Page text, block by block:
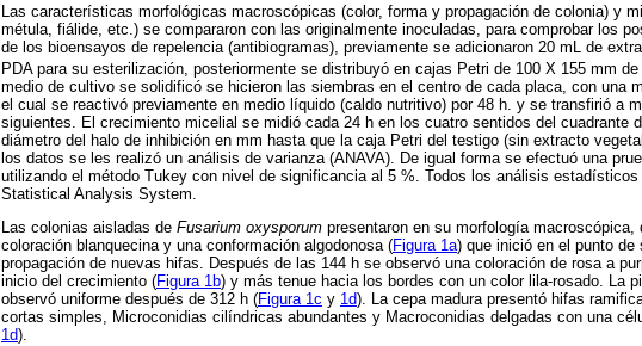
Las características morfológicas macroscópicas (color, forma y propagación de colonia) y
métula, fiálide, etc.) se compararon con las originalmente inoculadas, para comprobar los
de los bioensayos de repelencia (antibiogramas), previamente se adicionaron 20 mL de
PDA para su esterilización, posteriormente se distribuyó en cajas Petri de 100 X 155 mm
medio de cultivo se solidificó se hicieron las siembras en el centro de cada placa, con una
el cual se reactivó previamente en medio líquido (caldo nutritivo) por 48 h. y se transfirió a
siguientes. El crecimiento micelial se midió cada 24 h en los cuatro sentidos del cuadrante
diámetro del halo de inhibición en mm hasta que la caja Petri del testigo (sin extracto
los datos se les realizó un análisis de varianza (ANAVA). De igual forma se efectuó una
utilizando el método Tukey con nivel de significancia al 5 %. Todos los análisis
Statistical Analysis System.
Las colonias aisladas de Fusarium oxysporum presentaron en su morfología macroscópica,
coloración blanquecina y una conformación algodonosa (Figura 1a) que inició en el punto
propagación de nuevas hifas. Después de las 144 h se observó una coloración de rosa a
inicio del crecimiento (Figura 1b) y más tenue hacia los bordes con un color lila-rosado. La
observó uniforme después de 312 h (Figura 1c y 1d). La cepa madura presentó hifas
cortas simples, Microconidias cilíndricas abundantes y Macroconidias delgadas con una
1d).